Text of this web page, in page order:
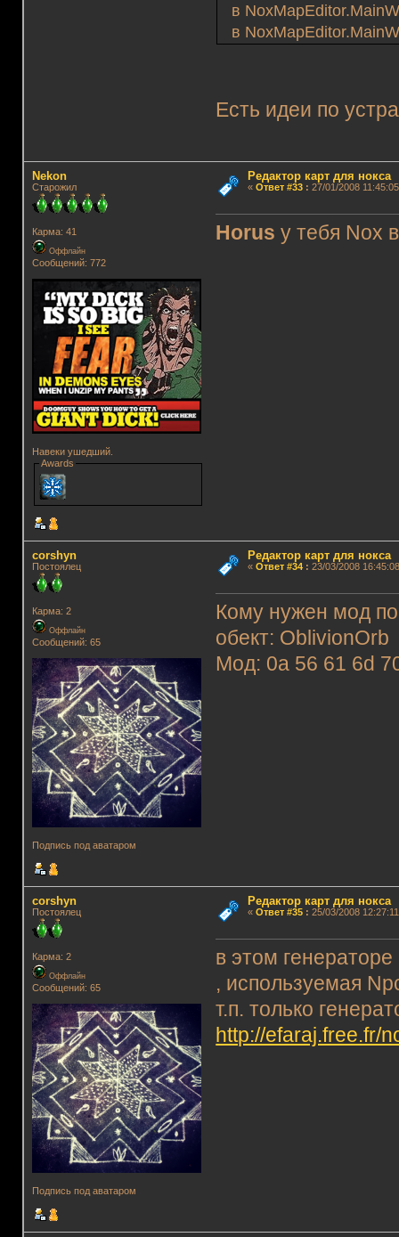
в
в
Есть идеи по
Nekon
Старожил
Карма: 41
Оффлайн
Сообщений: 772
Навеки ушедший.
Awards
Редактор карт для нокса
« Ответ #33: 27/01/2008
Horus у тебя Nox
corshyn
Постоялец
Карма: 2
Оффлайн
Сообщений: 65
Подпись под аватаром
Редактор карт для нокса
« Ответ #34: 23/03/2008
Кому нужен мод
обект: OblivionOrb
Мод: 0a 56 61 6d
corshyn
Постоялец
Карма: 2
Оффлайн
Сообщений: 65
Подпись под аватаром
Редактор карт для нокса
« Ответ #35: 25/03/2008
в этом
, используемая
т.п. только
http://efaraj.free.fr/